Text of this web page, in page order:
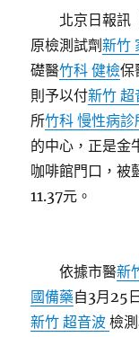
北京日報訊（
原檢測試劑新竹
礎醫竹科 健檢保
則予以付新竹 超
所竹科 慢性病診
的中心，正是金
咖啡館門口，被
11.37元。
依據市醫新
國備藥自3月25
新竹 超音波檢